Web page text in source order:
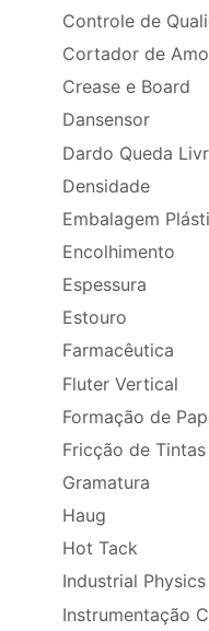
Controle de
Cortador de
Crease e Board
Dansensor
Dardo Queda
Densidade
Embalagem
Encolhimento
Espessura
Estouro
Farmacêutica
Fluter Vertical
Formação de
Fricção de Tintas
Gramatura
Haug
Hot Tack
Industrial Physics
Instrumentação